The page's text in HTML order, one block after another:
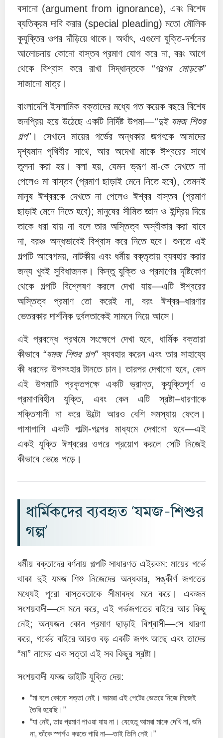
বসানো (argument from ignorance), এবং বিশেষ
ব্যতিক্রম দাবি করার (special pleading) মতো মৌলিক
কুযুক্তির ওপর দাঁড়িয়ে থাকে। অর্থাৎ, এগুলো যুক্তি-দর্শনের
আলোচনায় কোনো বাস্তব প্রমাণ যোগ করে না, বরং আগে
থেকে বিশ্বাস করে রাখা সিদ্ধান্তকে “গল্পের মোড়কে”
সাজানো মাত্র।
বাংলাদেশি ইসলামিক বক্তাদের মধ্যে গত কয়েক বছরে বিশেষ
জনপ্রিয় হয়ে উঠেছে একটি নির্দিষ্ট উপমা—“দুই যমজ শিশুর
গল্প”। সেখানে মায়ের গর্ভের অন্ধকার জগৎকে আমাদের
দৃশ্যমান পৃথিবীর সাথে, আর অদেখা মাকে ঈশ্বরের সাথে
তুলনা করা হয়। বলা হয়, যেমন ভ্রূণ মা-কে দেখতে না
পেলেও মা বাস্তব (প্রমাণ ছাড়াই মেনে নিতে হবে), তেমনই
মানুষ ঈশ্বরকে দেখতে না পেলেও ঈশ্বর বাস্তব (প্রমাণ
ছাড়াই মেনে নিতে হবে); মানুষের সীমিত জ্ঞান ও ইন্দ্রিয় দিয়ে
তাকে ধরা যায় না বলে তার অস্তিত্ব অস্বীকার করা যাবে
না, বরঞ্চ অন্ধভাবেই বিশ্বাস করে নিতে হবে। শুনতে এই
গল্পটি আবেগময়, নাটকীয় এবং ধর্মীয় বক্তৃতায় ব্যবহার করার
জন্য খুবই সুবিধাজনক। কিন্তু যুক্তি ও প্রমাণের দৃষ্টিকোণ
থেকে গল্পটি বিশ্লেষণ করলে দেখা যায়—এটি ঈশ্বরের
অস্তিত্ব প্রমাণ তো করেই না, বরং ঈশ্বর–ধারণার
ভেতরকার দার্শনিক দুর্বলতাকেই সামনে নিয়ে আসে।
এই প্রবন্ধে প্রথমে সংক্ষেপে দেখা হবে, ধার্মিক বক্তারা
কীভাবে “যমজ শিশুর গল্প”ব্যবহার করেন এবং তার সাহায্যে
কী ধরনের উপসংহার টানতে চান। তারপর দেখানো হবে, কেন
এই উপমাটি প্রকৃতপক্ষে একটি ভ্রান্ত, কুযুক্তিপূর্ণ ও
প্রমাণবিহীন যুক্তি, এবং কেন এটি স্রষ্টা–ধারণাকে
শক্তিশালী না করে উল্টো আরও বেশি সমস্যায় ফেলে।
পাশাপাশি একটি পাল্টা-গল্পের মাধ্যমে দেখানো হবে—এই
একই যুক্তি ঈশ্বরের ওপরে প্রয়োগ করলে সেটি নিজেই
কীভাবে ভেঙে পড়ে।
ধার্মিকদের ব্যবহৃত ‘যমজ-শিশুর
গল্প’
ধর্মীয় বক্তাদের বর্ণনায় গল্পটি সাধারণত এইরকম: মায়ের গর্ভে
থাকা দুই যমজ শিশু নিজেদের অন্ধকার, সঙ্কীর্ণ জগতের
মধ্যেই পুরো বাস্তবতাকে সীমাবদ্ধ মনে করে। একজন
সংশয়বাদী—সে মনে করে, এই গর্ভজগতের বাইরে আর কিছু
নেই; অন্যজন কোন প্রমাণ ছাড়াই বিশ্বাসী—সে ধারণা
করে, গর্ভের বাইরে আরও বড় একটি জগৎ আছে এবং তাদের
“মা” নামের এক সত্তা এই সব কিছুর স্রষ্টা।
সংশয়বাদী যমজ ভাইটি যুক্তি দেয়:
“মা বলে কোনো সত্তা নেই। আমরা এই পেটের ভেতরে নিজে নিজেই
তৈরি হয়েছি।”
“যা নেই, তার প্রমাণ পাওয়া যায় না। যেহেতু আমরা মাকে দেখি না, শুনি
না, তাঁকে স্পর্শও করতে পারি না—তাই তিনি নেই।”